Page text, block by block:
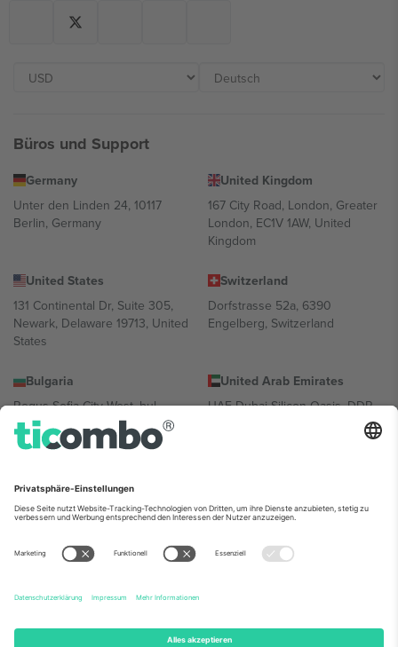
Büros und Support
Germany
Unter den Linden 24, 10117
Berlin, Germany
United Kingdom
167 City Road, London, Greater
London, EC1V 1AW, United
Kingdom
United States
131 Continental Dr, Suite 305,
Newark, Delaware 19713, United
States
Switzerland
Dorfstrasse 52a, 6390
Engelberg, Switzerland
Bulgaria
Regus Sofia City West, bul
Totleben 53-55, 1606 Sofia,
Bulgaria
United Arab Emirates
UAE Dubai Silicon Oasis, DDP
Building A1, Office 302, Dubai,
Mexico
Av Chapultepec 360, Roma
Norte, Cuauhtémoc, 06700
Ciudad de México, CDMX,
Mexico
Die juristische Person des Plattformanbieters kann je nach
Informationen finden Sie auf der jeweiligen Veranstaltungsseite, im